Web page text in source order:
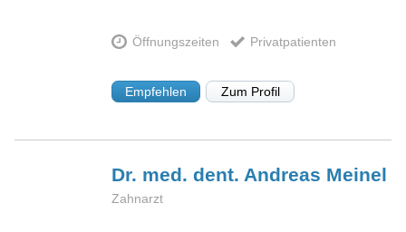
Öffnungszeiten Privatpatienten
Empfehlen Zum Profil
Dr. med. dent. Andreas Meinel
Zahnarzt